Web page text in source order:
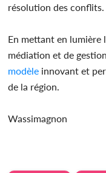
résolution des conflits.
En mettant en lumière
médiation et de
modèle innovant et
de la région.
Wassimagnon